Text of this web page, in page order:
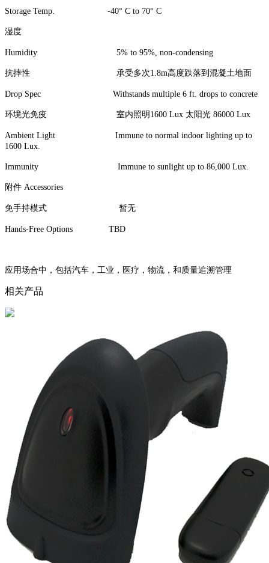
Storage Temp. -40° C to 70° C
湿度
Humidity 5% to 95%, non-condensing
抗摔性 承受多次1.8m高度跌落到混凝土地面
Drop Spec Withstands multiple 6 ft. drops to concrete
环境光免疫 室内照明1600 Lux 太阳光 86000 Lux
Ambient Light Immune to normal indoor lighting up to
1600 Lux.
Immunity Immune to sunlight up to 86,000 Lux.
附件 Accessories
免手持模式 暂无
Hands-Free Options TBD
应用场合中，包括汽车，工业，医疗，物流，和质量追溯管理
相关产品